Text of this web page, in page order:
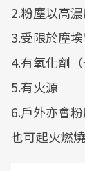
2.粉塵以高
3.受限於塵
4.有氧化劑
5.有火源
6.戶外亦會
也可起火燃